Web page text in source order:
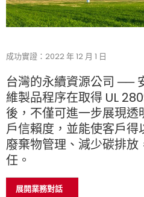
成功實證：2022 年 12 月 1 日
台灣的永續資源公司 ──
維製品程序在取得 UL
後，不僅可進一步展現
戶信賴度，並能使客戶
廢棄物管理、減少碳排
任。
展開業務對話